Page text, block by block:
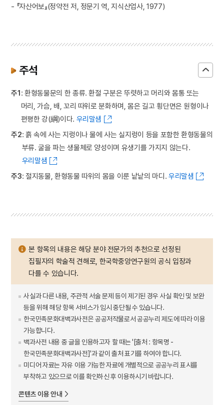
- 『자산어보』(정약전 저, 정문기 역, 지식산업사, 1977)
주석
주1: 환형동물문의 한 종류. 환절 구분은 뚜렷하고 머리와 몸통 또는
머리, 가슴, 배, 꼬리 따위로 분화하며, 몸은 길고 횡단면은 원형이나
편평한 강(綱)이다. 우리말샘
주2: 흙 속에 사는 지렁이나 물에 사는 실지렁이 등을 포함한 환형동물의
부류. 굴을 파는 생물체로 양성이며 유생기를 가지지 않는다.
우리말샘
주3: 절지동물, 환형동물 따위의 몸을 이룬 낱낱의 마디. 우리말샘
본 항목의 내용은 해당 분야 전문가의 추천으로 선정된
집필자의 학술적 견해로, 한국학중앙연구원의 공식 입장과
다를 수 있습니다.
사실과 다른 내용, 주관적 서술 문제 등이 제기된 경우 사실 확인 및 보완
등을 위해 해당 항목 서비스가 임시 중단될 수 있습니다.
한국민족문화대백과사전은 공공저작물로서 공공누리 제도에 따라 이용
가능합니다.
백과사전 내용 중 글을 인용하고자 할 때는 '[출처 : 항목명 -
한국민족문화대백과사전]'과 같이 출처 표기를 하여야 합니다.
미디어 자료는 자유 이용 가능한 자료에 개별적으로 공공누리 표시를
부착하고 있으므로 이를 확인하신 후 이용하시기 바랍니다.
콘텐츠 이용 안내